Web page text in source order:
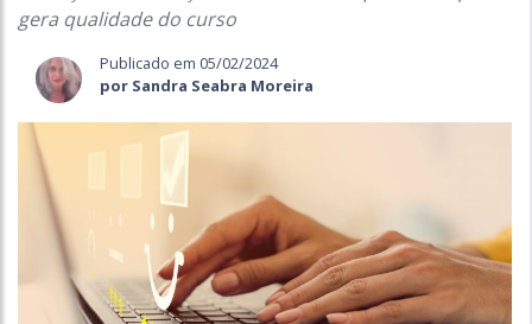
gera qualidade do curso
Publicado em 05/02/2024
por Sandra Seabra Moreira